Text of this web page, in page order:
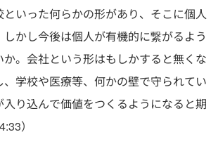
といった何らかの形があり、そこに個人
かし今後は個人が有機的に繋がるよう
か。会社という形はもしかすると無くな
、学校や医療等、何かの壁で守られてい
り込んで価値をつくるようになると期
）